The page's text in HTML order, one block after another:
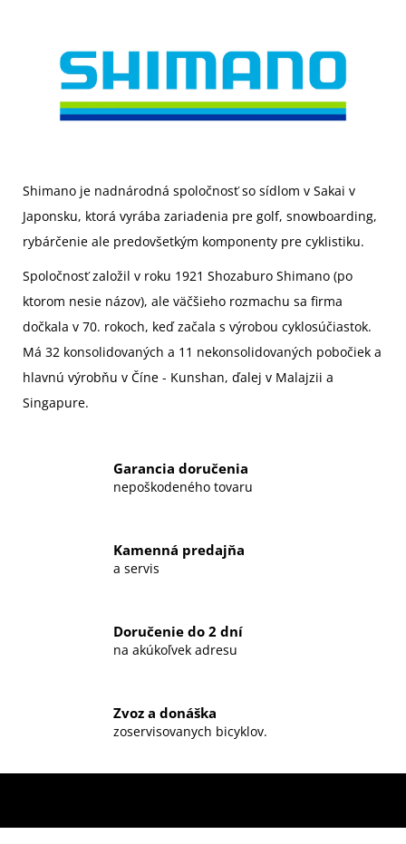
Shimano je nadnárodná spoločnosť so sídlom v Sakai v
Japonsku, ktorá vyrába zariadenia pre golf, snowboarding,
rybárčenie ale predovšetkým komponenty pre cyklistiku.
Spoločnosť založil v roku 1921 Shozaburo Shimano (po
ktorom nesie názov), ale väčšieho rozmachu sa firma
dočkala v 70. rokoch, keď začala s výrobou cyklosúčiastok.
Má 32 konsolidovaných a 11 nekonsolidovaných pobočiek a
hlavnú výrobňu v Číne - Kunshan, ďalej v Malajzii a
Singapure.
Garancia doručenia
nepoškodeného tovaru
Kamenná predajňa
a servis
Doručenie do 2 dní
na akúkoľvek adresu
Zvoz a donáška
zoservisovanych bicyklov.